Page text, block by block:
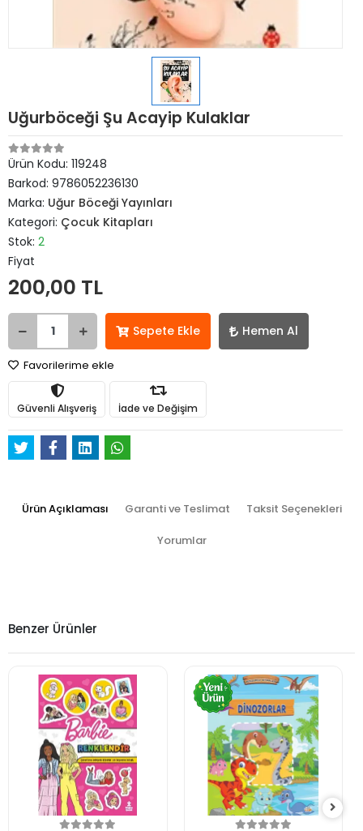
Uğurböceği Şu Acayip Kulaklar
Ürün Kodu: 119248
Barkod: 9786052236130
Marka: Uğur Böceği Yayınları
Kategori: Çocuk Kitapları
Stok: 2
Fiyat
200,00 TL
Sepete Ekle Hemen Al
Favorilerime ekle
Güvenli Alışveriş İade ve Değişim
Ürün Açıklaması Garanti ve Teslimat Taksit Seçenekleri
Yorumlar
Benzer Ürünler